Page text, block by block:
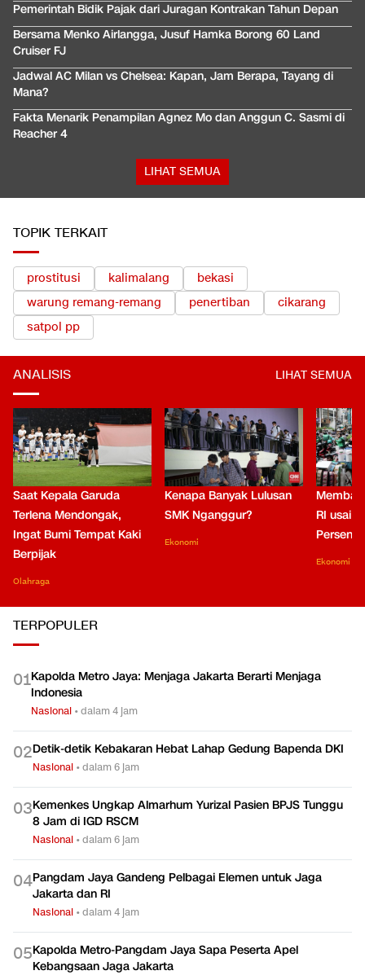
Pemerintah Bidik Pajak dari Juragan Kontrakan Tahun Depan
Bersama Menko Airlangga, Jusuf Hamka Borong 60 Land
Cruiser FJ
Jadwal AC Milan vs Chelsea: Kapan, Jam Berapa, Tayang di
Mana?
Fakta Menarik Penampilan Agnez Mo dan Anggun C. Sasmi di
Reacher 4
LIHAT SEMUA
TOPIK TERKAIT
prostitusi kalimalang
bekasi
warung remang-remang
penertiban
cikarang
satpol pp
ANALISIS LIHAT SEMUA
Saat Kepala Garuda
Terlena Mendongak,
Ingat Bumi Tempat Kaki
Berpijak
Olahraga
Kenapa Banyak Lulusan
SMK Nganggur?
Ekonomi
RI usai
Persen
Ekonomi
TERPOPULER
01Kapolda Metro Jaya: Menjaga Jakarta Berarti Menjaga
Indonesia
Nasional •dalam 4 jam
02Detik-detik Kebakaran Hebat Lahap Gedung Bapenda DKI
Nasional •dalam 6 jam
03Kemenkes Ungkap Almarhum Yurizal Pasien BPJS Tunggu
8 Jam di IGD RSCM
Nasional •dalam 6 jam
04Pangdam Jaya Gandeng Pelbagai Elemen untuk Jaga
Jakarta dan RI
Nasional •dalam 4 jam
05Kapolda Metro-Pangdam Jaya Sapa Peserta Apel
Kebangsaan Jaga Jakarta